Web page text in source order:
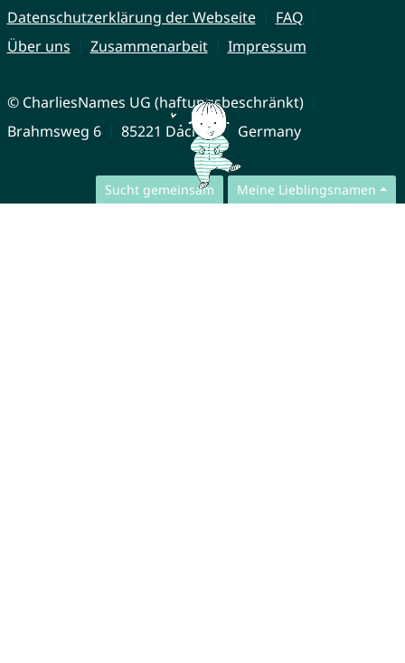
Sucht gemeinsam Meine Lieblingsnamen
Datenschutzerklärung der Webseite
FAQ
Über uns
Zusammenarbeit Impressum
© CharliesNames UG (haftungsbeschränkt)
Brahmsweg 6
85221 Dachau Germany